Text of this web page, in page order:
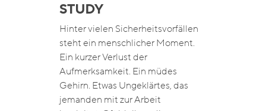
STUDY
Hinter vielen Sicherheitsvorfällen
steht ein menschlicher Moment.
Ein kurzer Verlust der
Aufmerksamkeit. Ein müdes
Gehirn. Etwas Ungeklärtes, das
jemanden mit zur Arbeit